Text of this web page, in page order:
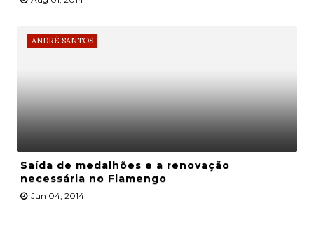
ANDRÉ SANTOS
Saída de medalhões e a renovação
necessária no Flamengo
Jun 04, 2014